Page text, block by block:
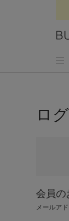
ロ
会員の
メールア